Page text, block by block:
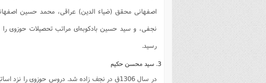
اصفهانی محقق (ضیاء الدین) عراقی، محمد حسین
نجفی، و سید حسین بادکوبه‌ای مراتب تحصیلات حوزوی
رسید.
3. سید محسن حکیم
در سال 1306ق در نجف زاده شد. دروس حوزوی را